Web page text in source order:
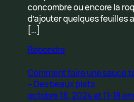
concombre ou encore la
d’ajouter quelques feuilles
[…]
Répondre
Comment faire une sauce
– Des beaux plats
octobre 18, 2024 at 11:18 am